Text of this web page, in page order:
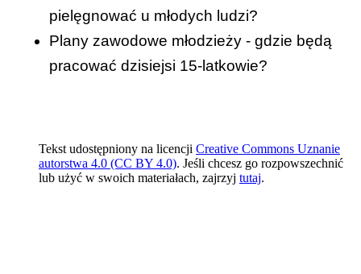
pielęgnować u młodych ludzi?
Plany zawodowe młodzieży - gdzie będą
pracować dzisiejsi 15-latkowie?
Tekst udostępniony na licencji Creative Commons Uznanie
autorstwa 4.0 (CC BY 4.0). Jeśli chcesz go rozpowszechnić
lub użyć w swoich materiałach, zajrzyj tutaj.